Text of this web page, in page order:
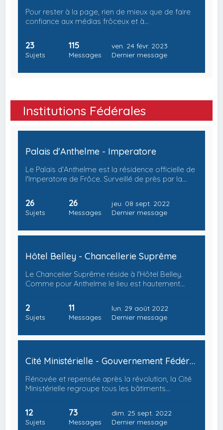
Pour rester à la page, rien de mieux que de faire
confiance aux médias frôceux et à…
23
Sujets
115
Messages
ven. 24 févr. 2023
Dernier message
Institutions Fédérales
Palais d'Anthelme - Imperatore
Le Palais d'Anthelme est la résidence officielle de
l'Imperatore de Frôce. Surveillé de près par la…
26
Sujets
26
Messages
jeu. 08 sept. 2022
Dernier message
Hôtel Belley - Chancellerie Suprême
Le Chancelier Suprême réside à l'Hôtel Belley.
Comme pour Anthelme le lieu est hautement…
2
Sujets
11
Messages
lun. 29 août 2022
Dernier message
Cité Ministérielle - Gouvernement Fédéral
Rénovée et repensée après la révolution, la Cité
Ministérielle regroupe tous les bâtiments…
12
Sujets
73
Messages
dim. 25 sept. 2022
Dernier message